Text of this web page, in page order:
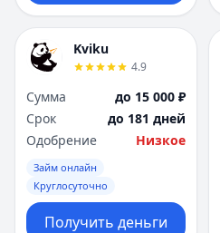
Kviku
4.9
Сумма
до 15 000 ₽
Срок
до 181 дней
Одобрение
Низкое
Займ онлайн
Круглосуточно
Получить деньги